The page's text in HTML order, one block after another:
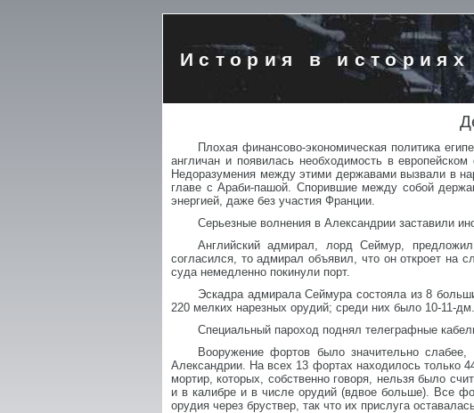
История в историях
Плохая финансово-экономическая политика
англичан и появилась необходимость в
Недоразумения между этими державами вызвали в
главе с Араби-пашой. Спорившие между собой
энергией, даже без участия Франции.
Серьезные волнения в Александрии заставили
Английский адмирал, лорд Сеймур,
согласился, то адмирал объявил, что он откроет на
суда немедленно покинули порт.
Эскадра адмирала Сеймура состояла из 8
220 мелких нарезных орудий; среди них было 10-11-
Специальный пароход поднял телеграфные
Вооружение фортов было значительно
Александрии. На всех 13 фортах находилось только
мортир, которых, собственно говоря, нельзя было
и в калибре и в числе орудий (вдвое больше). Все
орудия через бруствер, так что их прислуга